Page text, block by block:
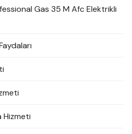
Gas 35 M Afc Elektrikli
Hizmeti